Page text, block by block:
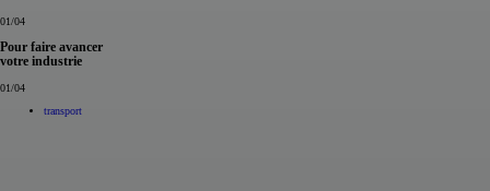
01/04
Pour faire avancer
votre industrie
01/04
transport